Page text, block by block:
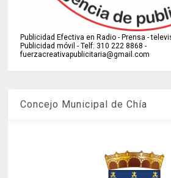
Publicidad Efectiva en Radio - Prensa -
Publicidad móvil - Telf: 310 222 8868 -
fuerzacreativapublicitaria@gmail.com
Concejo Municipal de Chía